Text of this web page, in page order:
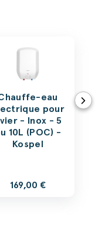
eau
pour
- Inox - 5
10L (POC) -
Kospel
169,00 €